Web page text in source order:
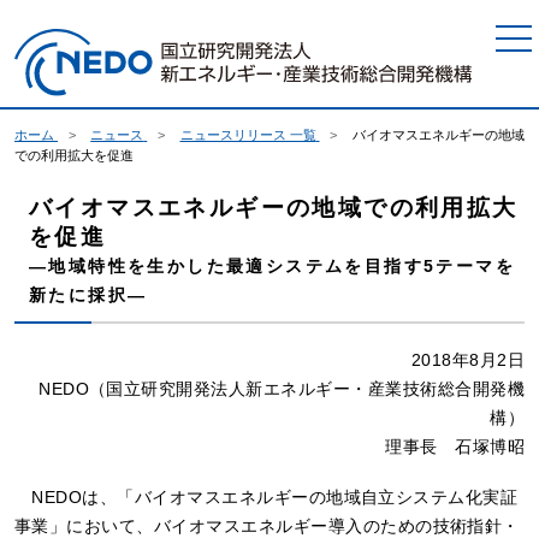
ホーム ニュース ニュースリリース 一覧
バイオマスエネルギーの地域
での利用拡大を促進
バイオマスエネルギーの地域での利用拡大
を促進
―地域特性を生かした最適システムを目指す5テーマを
新たに採択―
2018年8月2日
NEDO（国立研究開発法人新エネルギー・産業技術総合開発機
構）
理事長 石塚博昭
NEDOは、「バイオマスエネルギーの地域自立システム化実証
事業」において、バイオマスエネルギー導入のための技術指針・